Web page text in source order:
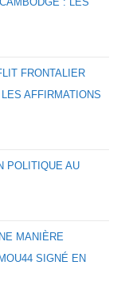
FRONTALIER
AFFIRMATIONS
POLITIQUE AU
MANIÈRE
SIGNÉ EN